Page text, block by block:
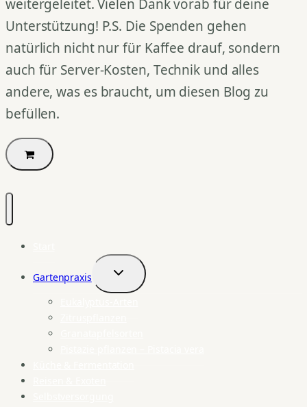
weitergeleitet. Vielen Dank vorab für deine
Unterstützung! P.S. Die Spenden gehen
natürlich nicht nur für Kaffee drauf, sondern
auch für Server-Kosten, Technik und alles
andere, was es braucht, um diesen Blog zu
befüllen.
Gartenpraxis
Untermenü
umschalten